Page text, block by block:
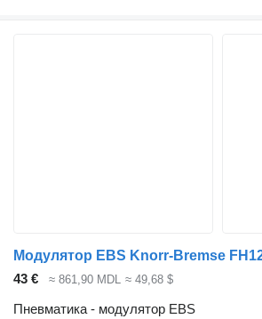
43 € ≈ 861,90 MDL ≈ 49,68 $
Пневматика - модулятор EBS